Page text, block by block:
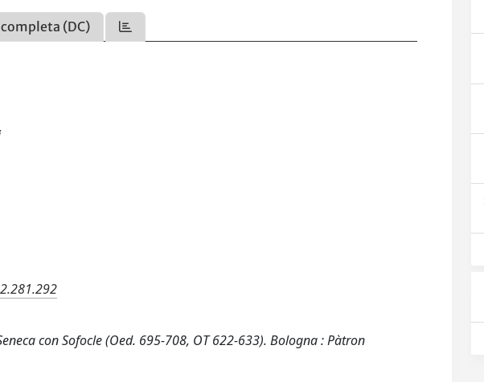
completa (DC)
con Sofocle (Oed. 695-708, OT 622-633). Bologna : Pàtron